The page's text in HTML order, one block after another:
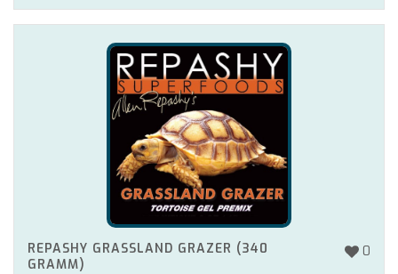
0
REPASHY GRASSLAND GRAZER (340
GRAMM)